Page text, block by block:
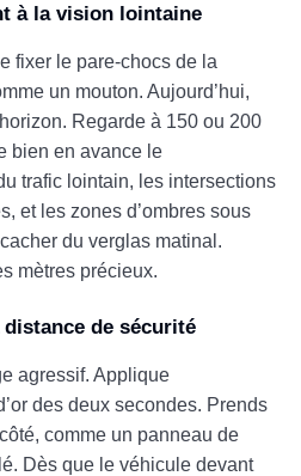
à la vision lointaine
fixer le pare-chocs de la
un mouton. Aujourd’hui,
Regarde à 150 ou 200
bien en avance le
trafic lointain, les intersections
et les zones d’ombres sous
du verglas matinal.
mètres précieux.
de sécurité
agressif. Applique
des deux secondes. Prends
comme un panneau de
Dès que le véhicule devant